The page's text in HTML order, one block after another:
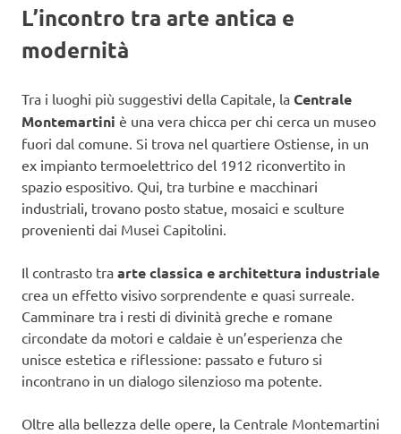
L’incontro tra arte antica e
modernità
Tra i luoghi più suggestivi della Capitale, la Centrale
Montemartini è una vera chicca per chi cerca un museo
fuori dal comune. Si trova nel quartiere Ostiense, in un
ex impianto termoelettrico del 1912 riconvertito in
spazio espositivo. Qui, tra turbine e macchinari
industriali, trovano posto statue, mosaici e sculture
provenienti dai Musei Capitolini.
Il contrasto tra arte classica e architettura industriale
crea un effetto visivo sorprendente e quasi surreale.
Camminare tra i resti di divinità greche e romane
circondate da motori e caldaie è un’esperienza che
unisce estetica e riflessione: passato e futuro si
incontrano in un dialogo silenzioso ma potente.
Oltre alla bellezza delle opere, la Centrale Montemartini